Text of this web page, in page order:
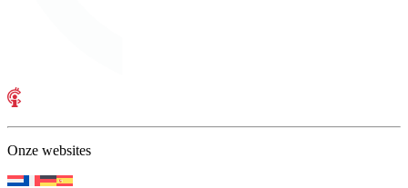
Onze websites